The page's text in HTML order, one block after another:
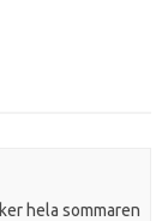
hela sommaren